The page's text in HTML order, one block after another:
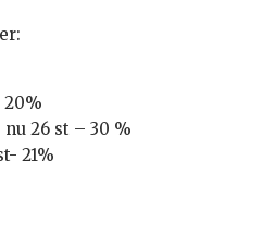
20%
26 st – 30 %
21%